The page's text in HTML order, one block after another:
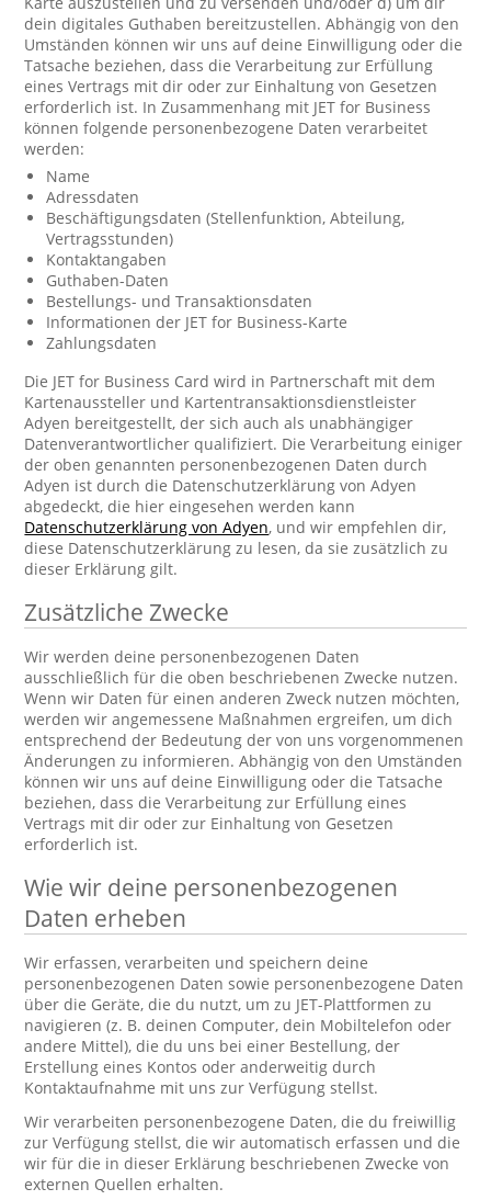
dein digitales Guthaben bereitzustellen. Abhängig von den
Umständen können wir uns auf deine Einwilligung oder die
Tatsache beziehen, dass die Verarbeitung zur Erfüllung
eines Vertrags mit dir oder zur Einhaltung von Gesetzen
erforderlich ist. In Zusammenhang mit JET for Business
können folgende personenbezogene Daten verarbeitet
werden:
Name
Adressdaten
Beschäftigungsdaten (Stellenfunktion, Abteilung,
Vertragsstunden)
Kontaktangaben
Guthaben-Daten
Bestellungs- und Transaktionsdaten
Informationen der JET for Business-Karte
Zahlungsdaten
Die JET for Business Card wird in Partnerschaft mit dem
Kartenaussteller und Kartentransaktionsdienstleister
Adyen bereitgestellt, der sich auch als unabhängiger
Datenverantwortlicher qualifiziert. Die Verarbeitung einiger
der oben genannten personenbezogenen Daten durch
Adyen ist durch die Datenschutzerklärung von Adyen
abgedeckt, die hier eingesehen werden kann
Datenschutzerklärung von Adyen, und wir empfehlen dir,
diese Datenschutzerklärung zu lesen, da sie zusätzlich zu
dieser Erklärung gilt.
Zusätzliche Zwecke
Wir werden deine personenbezogenen Daten
ausschließlich für die oben beschriebenen Zwecke nutzen.
Wenn wir Daten für einen anderen Zweck nutzen möchten,
werden wir angemessene Maßnahmen ergreifen, um dich
entsprechend der Bedeutung der von uns vorgenommenen
Änderungen zu informieren. Abhängig von den Umständen
können wir uns auf deine Einwilligung oder die Tatsache
beziehen, dass die Verarbeitung zur Erfüllung eines
Vertrags mit dir oder zur Einhaltung von Gesetzen
erforderlich ist.
Wie wir deine personenbezogenen
Daten erheben
Wir erfassen, verarbeiten und speichern deine
personenbezogenen Daten sowie personenbezogene Daten
über die Geräte, die du nutzt, um zu JET-Plattformen zu
navigieren (z. B. deinen Computer, dein Mobiltelefon oder
andere Mittel), die du uns bei einer Bestellung, der
Erstellung eines Kontos oder anderweitig durch
Kontaktaufnahme mit uns zur Verfügung stellst.
Wir verarbeiten personenbezogene Daten, die du freiwillig
zur Verfügung stellst, die wir automatisch erfassen und die
wir für die in dieser Erklärung beschriebenen Zwecke von
externen Quellen erhalten.